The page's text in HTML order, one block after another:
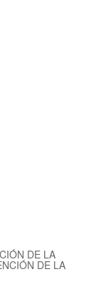
DE LA
DE LA